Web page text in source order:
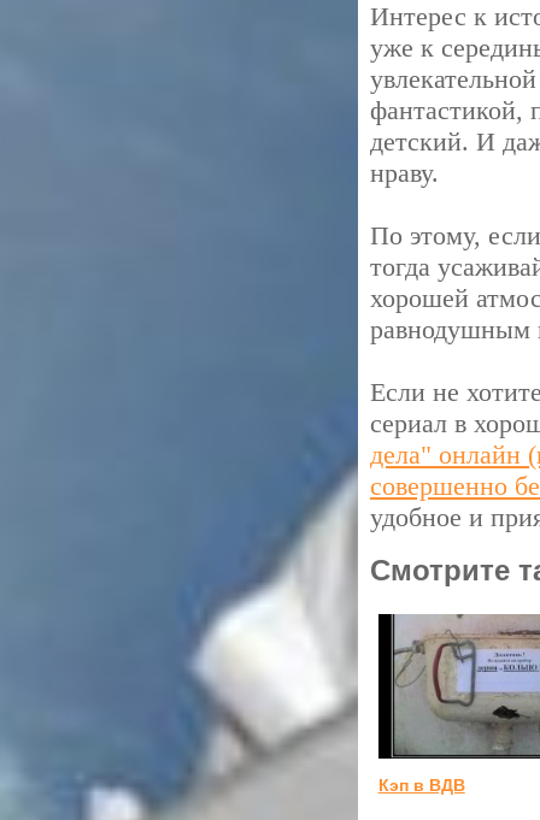
Интерес к
уже к
фантастикой,
детский. И
нраву.
По этому,
тогда
хорошей
равнодушным
Если не
сериал в
дела" онлайн
совершенно
удобное и
Смотрите
Кэп в ВДВ